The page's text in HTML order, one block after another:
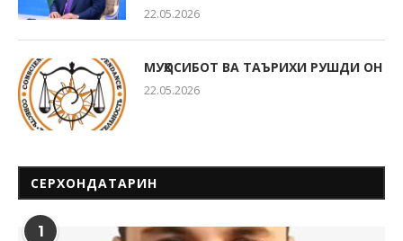
22.05.2026
МУҲОСИБОТ ВА ТАЪРИХИ РУШДИ ОН
22.05.2026
СЕРХОНДАТАРИН
1